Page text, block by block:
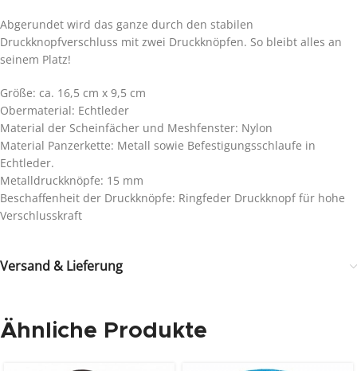
Abgerundet wird das ganze durch den stabilen
Druckknopfverschluss mit zwei Druckknöpfen. So bleibt alles an
seinem Platz!
Größe: ca. 16,5 cm x 9,5 cm
Obermaterial: Echtleder
Material der Scheinfächer und Meshfenster: Nylon
Material Panzerkette: Metall sowie Befestigungsschlaufe in
Echtleder.
Metalldruckknöpfe: 15 mm
Beschaffenheit der Druckknöpfe: Ringfeder Druckknopf für hohe
Verschlusskraft
Versand & Lieferung
Ähnliche Produkte